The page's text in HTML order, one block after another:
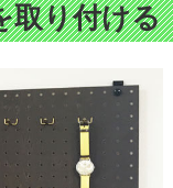
取り付ける